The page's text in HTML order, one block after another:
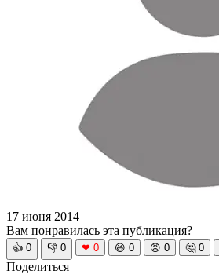
17 июня 2014
Вам понравилась эта публикация?
👍 0 👎 0 ❤ 0 😆 0 😡 0 🤔 0
Поделиться